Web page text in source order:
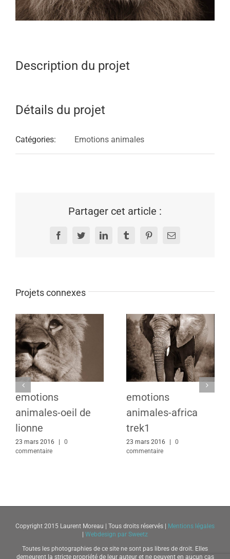
Description du projet
Détails du projet
Catégories: Emotions animales
Partager cet article :
FacebookTwitterLinkedInTumblrPinterestEmail
Projets connexes
emotions
animales-oeil de
lionne
23 mars 2016
0
commentaire
emotions
animales-africa
trek1
23 mars 2016
0
commentaire
Copyright 2015 Laurent Moreau | Tous droits réservés |
Mentions légales
Webdesign par Sweetz
Toutes les photographies de ce site ne sont pas libres de droit. Elles
demeurent la stricte propriété de leur auteur et ne peuvent en aucun cas